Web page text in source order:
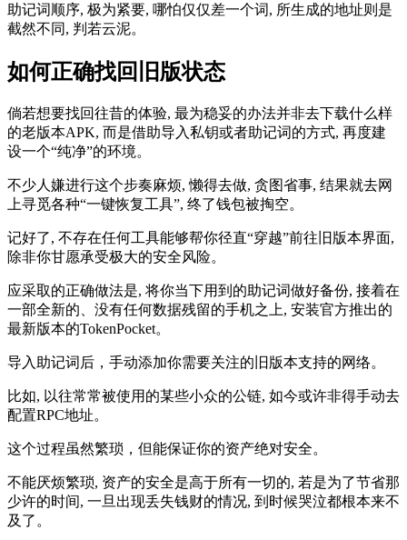
助记词顺序, 极为紧要, 哪怕仅仅差一个词, 所生成的地址则是
截然不同, 判若云泥。
如何正确找回旧版状态
倘若想要找回往昔的体验, 最为稳妥的办法并非去下载什么样
的老版本APK, 而是借助导入私钥或者助记词的方式, 再度建
设一个“纯净”的环境。
不少人嫌进行这个步奏麻烦, 懒得去做, 贪图省事, 结果就去网
上寻觅各种“一键恢复工具”, 终了钱包被掏空。
记好了, 不存在任何工具能够帮你径直“穿越”前往旧版本界面,
除非你甘愿承受极大的安全风险。
应采取的正确做法是, 将你当下用到的助记词做好备份, 接着在
一部全新的、没有任何数据残留的手机之上, 安装官方推出的
最新版本的TokenPocket。
导入助记词后，手动添加你需要关注的旧版本支持的网络。
比如, 以往常常被使用的某些小众的公链, 如今或许非得手动去
配置RPC地址。
这个过程虽然繁琐，但能保证你的资产绝对安全。
不能厌烦繁琐, 资产的安全是高于所有一切的, 若是为了节省那
少许的时间, 一旦出现丢失钱财的情况, 到时候哭泣都根本来不
及了。